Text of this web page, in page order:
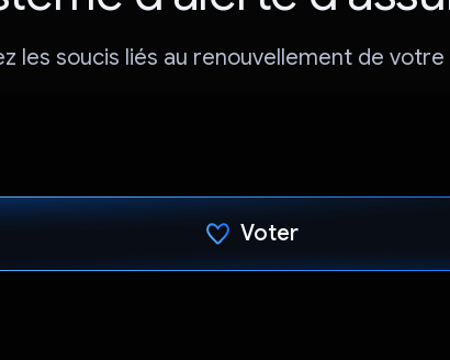
les soucis liés au renouvellement de votre
Voter